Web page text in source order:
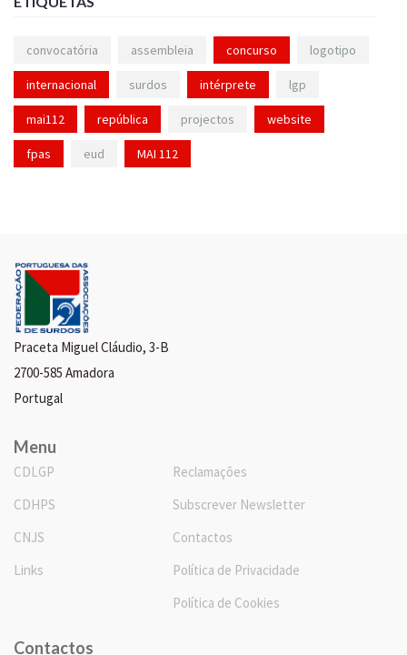
convocatória assembleia concurso logotipo
internacional surdos intérprete lgp
mai112 república projectos website
fpas eud MAI 112
Praceta Miguel Cláudio, 3-B
2700-585 Amadora
Portugal
Menu
CDLGP
CDHPS
CNJS
Links
Reclamações
Subscrever Newsletter
Contactos
Política de Privacidade
Política de Cookies
Contactos